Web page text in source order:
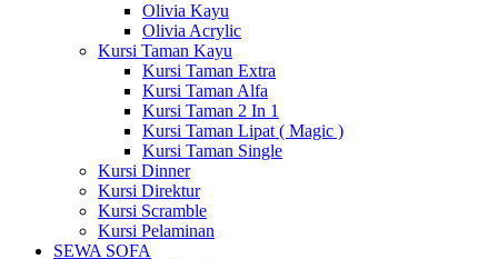
Olivia Kayu
Olivia Acrylic
Kursi Taman Kayu
Kursi Taman Extra
Kursi Taman Alfa
Kursi Taman 2 In 1
Kursi Taman Lipat ( Magic )
Kursi Taman Single
Kursi Dinner
Kursi Direktur
Kursi Scramble
Kursi Pelaminan
SEWA SOFA